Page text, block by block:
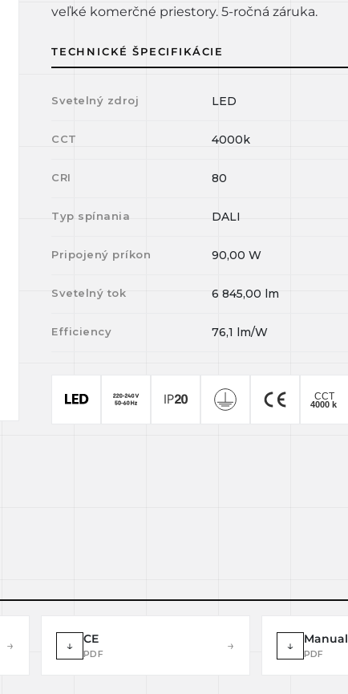
veľké komerčné priestory. 5-ročná záruka.
TECHNICKÉ ŠPECIFIKÁCIE
Svetelný zdroj LED
CCT 4000k
CRI 80
Typ spínania DALI
Pripojený príkon 90,00 W
Svetelný tok 6 845,00 lm
Efficiency 76,1 lm/W
→ ↓ CE
PDF
→ ↓ Manual
PDF